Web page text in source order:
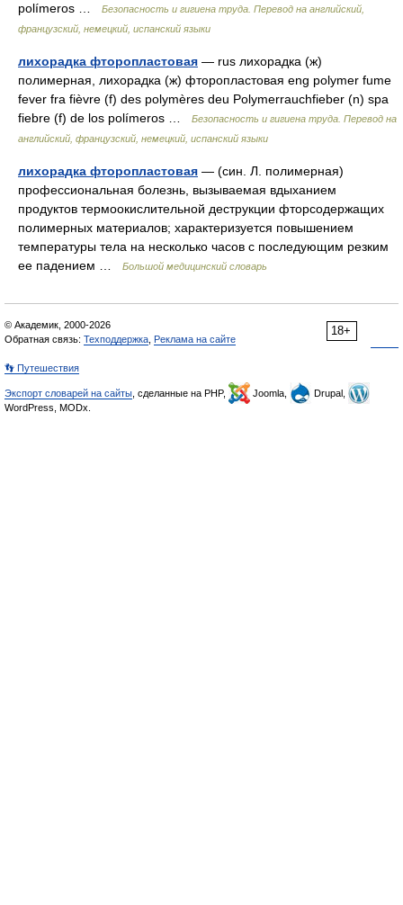
polímeros …
Безопасность и гигиена труда. Перевод на английский,
французский, немецкий, испанский языки
лихорадка фторопластовая — rus лихорадка (ж)
полимерная, лихорадка (ж) фторопластовая eng polymer fume
fever fra fièvre (f) des polymères deu Polymerrauchfieber (n) spa
fiebre (f) de los polímeros …
Безопасность и гигиена труда. Перевод на
английский, французский, немецкий, испанский языки
лихорадка фторопластовая — (син. Л. полимерная)
профессиональная болезнь, вызываемая вдыханием
продуктов термоокислительной деструкции фторсодержащих
полимерных материалов; характеризуется повышением
температуры тела на несколько часов с последующим резким
ее падением …
Большой медицинский словарь
18+
© Академик, 2000-2026
Обратная связь: Техподдержка Реклама на сайте
👣 Путешествия
Экспорт словарей на сайты , сделанные на PHP, Joomla,
Drupal,
WordPress, MODx.